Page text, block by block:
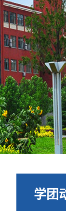
学团